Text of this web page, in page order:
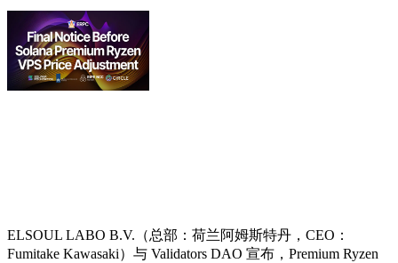
ELSOUL LABO B.V.（总部：荷兰阿姆斯特丹，CEO：
Fumitake Kawasaki）与 Validators DAO 宣布，Premium Ryzen